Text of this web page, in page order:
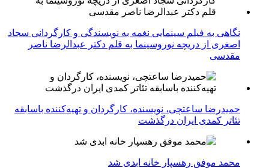
نگاهی به فیلم سینمایی نغمه به نویسندگی و کارگردانی سجاد
اصغری از دریچه نوروسینما به قلم دکتر عبدالرضا ناصر
مقدسی
حمیدرضا ساعتچی، نویسنده، کارگردان و تهیه‌کننده باسابقه
تئاتر کمدی ایران درگذشت
محمد موفق رهسپار خانه ابدی شد